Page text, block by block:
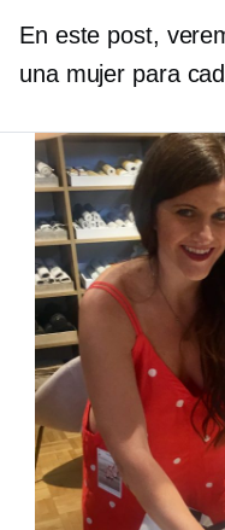
En este post,
una mujer para